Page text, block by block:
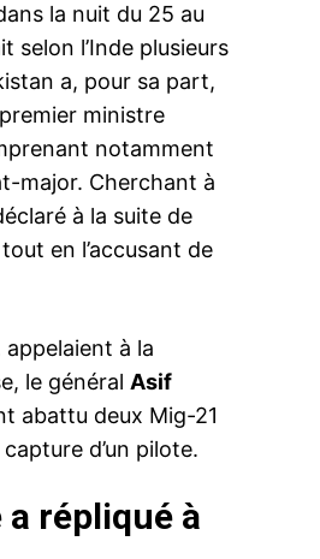
la nuit du 25 au
selon l’Inde plusieurs
a, pour sa part,
premier ministre
notamment
major. Cherchant à
à la suite de
en l’accusant de
à la
le général Asif
abattu deux Mig-21
d’un pilote.
a répliqué à